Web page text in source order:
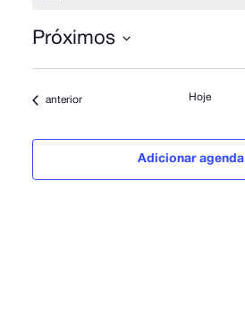
Próximos
data.
Eventos
anterior Hoje
Adicionar agenda